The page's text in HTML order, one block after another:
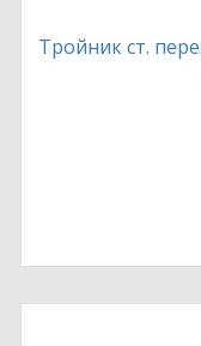
Тройник ст.